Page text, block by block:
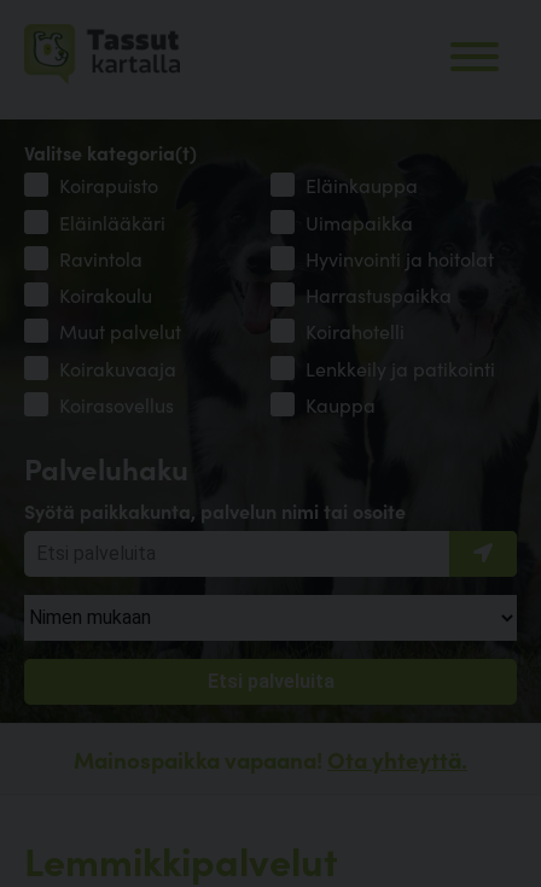
Palveluhaku
Syötä paikkakunta, palvelun nimi tai osoite
Valitse kategoria(t)
Koirapuisto
Eläinkauppa
Eläinlääkäri
Uimapaikka
Ravintola
Hyvinvointi ja hoitolat
Koirakoulu
Harrastuspaikka
Muut palvelut
Koirahotelli
Koirakuvaaja
Lenkkeily ja patikointi
Koirasovellus
Kauppa
Mainospaikka vapaana! Ota yhteyttä.
Lemmikkipalvelut